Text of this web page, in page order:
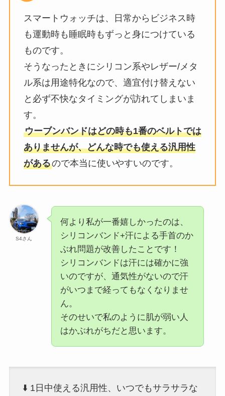
スマートウォッチは、日常からビジネス時
も運動時も睡眠時もずっと身につけている
ものです。
そうなったときにシリコン系やレザー/メタ
ル系は用途特化なので、適宜付け替えない
と必ず不快なタイミングが訪れてしまいま
す。
ウーブンバンドはどの時も1番のベルトでは
ありませんが、どんな時でも使える汎用性
があるので本当に使いやすいのです。
S4さん
何より私が一番嬉しかったのは、
シリコンバンド+汗による手首のか
ぶれ問題が改善したことです！
シリコンバンドは汗には確かに強
いのですが、通気性がないので汗
がいつまで経ってもなくなりませ
ん。
そのせいで私のように肌が弱い人
はかぶれがちだと思います。
⬇️ 1日中使える汎用性、いつでもサラサラな